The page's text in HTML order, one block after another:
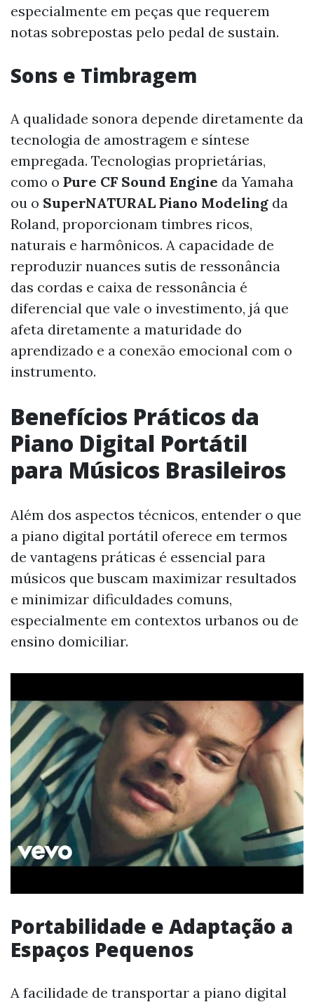
especialmente em peças que requerem
notas sobrepostas pelo pedal de sustain.
Sons e Timbragem
A qualidade sonora depende diretamente da
tecnologia de amostragem e síntese
empregada. Tecnologias proprietárias,
como o Pure CF Sound Engine da Yamaha
ou o SuperNATURAL Piano Modeling da
Roland, proporcionam timbres ricos,
naturais e harmônicos. A capacidade de
reproduzir nuances sutis de ressonância
das cordas e caixa de ressonância é
diferencial que vale o investimento, já que
afeta diretamente a maturidade do
aprendizado e a conexão emocional com o
instrumento.
Benefícios Práticos da
Piano Digital Portátil
para Músicos Brasileiros
Além dos aspectos técnicos, entender o que
a piano digital portátil oferece em termos
de vantagens práticas é essencial para
músicos que buscam maximizar resultados
e minimizar dificuldades comuns,
especialmente em contextos urbanos ou de
ensino domiciliar.
Portabilidade e Adaptação a
Espaços Pequenos
A facilidade de transportar a piano digital